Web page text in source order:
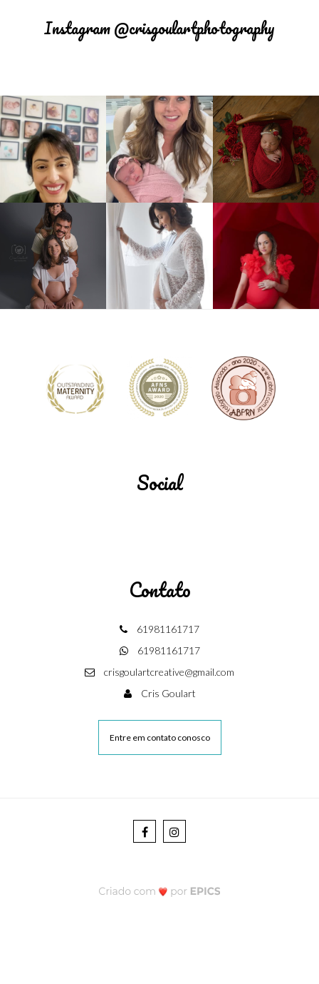
Instagram @crisgoulartphotography
Social
Contato
61981161717
61981161717
crisgoulartcreative@gmail.com
Cris Goulart
Entre em contato conosco